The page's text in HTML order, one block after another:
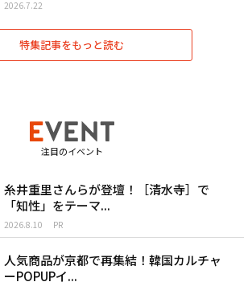
2026.7.22
特集記事をもっと読む
注目のイベント
糸井重里さんらが登壇！［清水寺］で
「知性」をテーマ...
2026.8.10 PR
人気商品が京都で再集結！韓国カルチャ
ーPOPUPイ...